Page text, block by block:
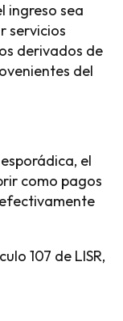
ingreso sea
servicios
derivados de
del
el
como pagos
107 de LISR,